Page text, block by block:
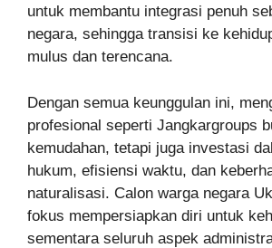
untuk membantu integrasi penuh
negara, sehingga transisi ke
mulus dan terencana.
Dengan semua keunggulan ini,
profesional seperti Jangkargroups
kemudahan, tetapi juga investasi
hukum, efisiensi waktu, dan
naturalisasi. Calon warga negara
fokus mempersiapkan diri untuk
sementara seluruh aspek